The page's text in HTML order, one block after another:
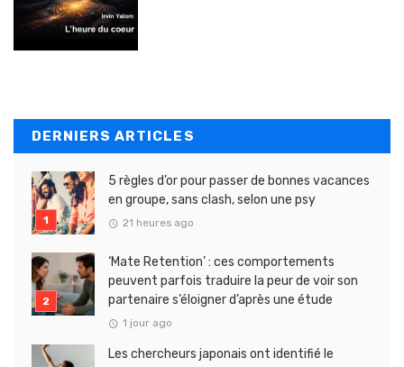
DERNIERS ARTICLES
5 règles d’or pour passer de bonnes vacances
en groupe, sans clash, selon une psy
21 heures ago
‘Mate Retention’ : ces comportements
peuvent parfois traduire la peur de voir son
partenaire s’éloigner d’après une étude
1 jour ago
Les chercheurs japonais ont identifié le